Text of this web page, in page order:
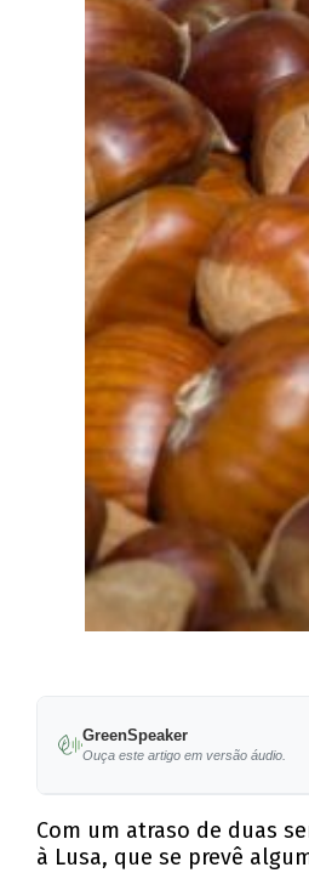
GreenSpeaker
Ouça este artigo em versão áudio.
Com um atraso de duas
à Lusa, que se prevê